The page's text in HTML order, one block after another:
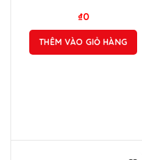
₫0
THÊM VÀO GIỎ HÀNG